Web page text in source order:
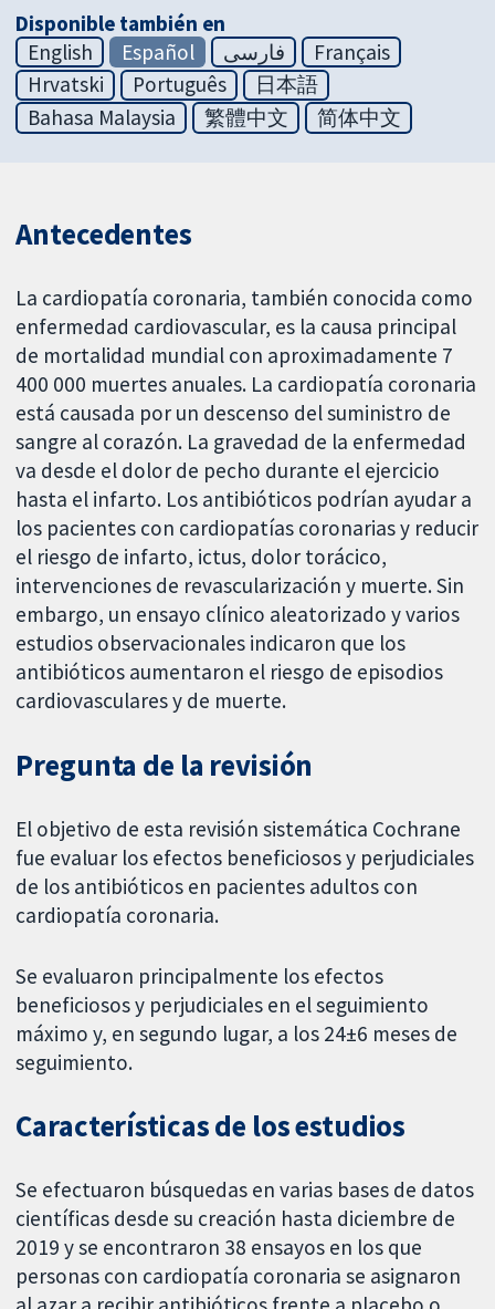
Disponible también en
English
Español فارسی
Français
Hrvatski
Português
日本語
Bahasa Malaysia
繁體中文 简体中文
Antecedentes
La cardiopatía coronaria, también conocida como
enfermedad cardiovascular, es la causa principal
de mortalidad mundial con aproximadamente 7
400 000 muertes anuales. La cardiopatía coronaria
está causada por un descenso del suministro de
sangre al corazón. La gravedad de la enfermedad
va desde el dolor de pecho durante el ejercicio
hasta el infarto. Los antibióticos podrían ayudar a
los pacientes con cardiopatías coronarias y reducir
el riesgo de infarto, ictus, dolor torácico,
intervenciones de revascularización y muerte. Sin
embargo, un ensayo clínico aleatorizado y varios
estudios observacionales indicaron que los
antibióticos aumentaron el riesgo de episodios
cardiovasculares y de muerte.
Pregunta de la revisión
El objetivo de esta revisión sistemática Cochrane
fue evaluar los efectos beneficiosos y perjudiciales
de los antibióticos en pacientes adultos con
cardiopatía coronaria.
Se evaluaron principalmente los efectos
beneficiosos y perjudiciales en el seguimiento
máximo y, en segundo lugar, a los 24±6 meses de
seguimiento.
Características de los estudios
Se efectuaron búsquedas en varias bases de datos
científicas desde su creación hasta diciembre de
2019 y se encontraron 38 ensayos en los que
personas con cardiopatía coronaria se asignaron